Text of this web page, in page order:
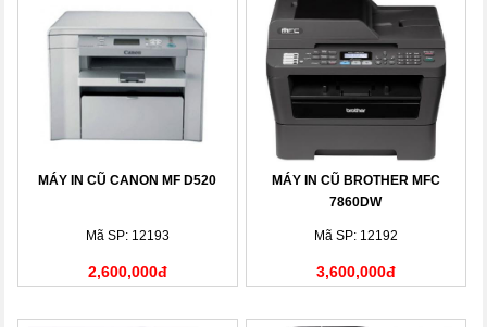
MÁY IN CŨ CANON MF D520
Mã SP: 12193
2,600,000đ
MÁY IN CŨ BROTHER MFC
7860DW
Mã SP: 12192
3,600,000đ